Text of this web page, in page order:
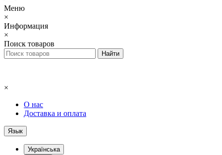
Меню
×
Информация
×
Поиск товаров
×
О нас
Доставка и оплата
Язык
Українська